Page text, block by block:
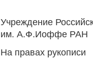
Учреждение
им. А.Ф.Иоффе РАН
На правах рукописи